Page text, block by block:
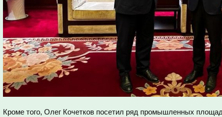
Кроме того, Олег Кочетков посетил ряд промышленных